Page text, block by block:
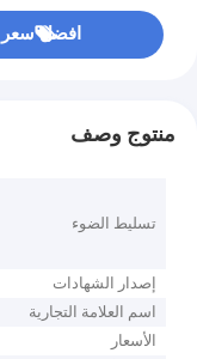
افضل سعر
منتوج وصف
تسليط الضوء
إصدار الشهادات
اسم العلامة التجارية
الأسعار